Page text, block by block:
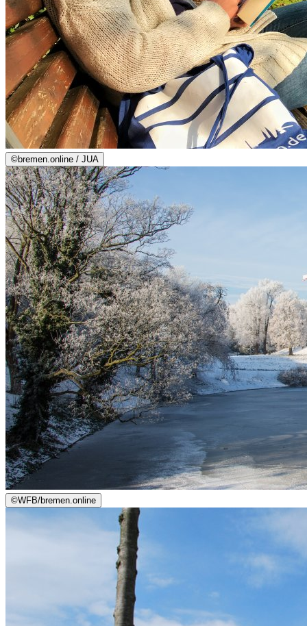
©bremen.online / JUA
©WFB/bremen.online